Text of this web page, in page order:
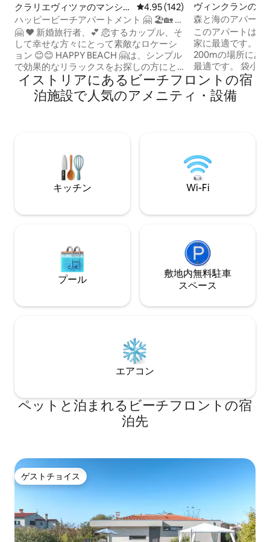
クラリエヴィツァのマンショ
ン・アパート
レビュー142件、5つ星中4.95つ
4.95 (142)
ハッピービーチアパートメント 🤗 🏖🏡 -
ビーチで夢を見よう 💝
🤗 ♥️ 新婚旅行者、💕 恋するカップル、そ
して幸せな方々にとって素敵なロケーシ
ョン 😊😊 HAPPY BEACH 🤗は、シンプル
で効果的なリラックスをお探しの方にと
って「理想的な場所」かもしれません。
海がすぐ目の前に見える景色で目覚め、
運がよければイルカやマグロが泳いでい
行や自然探索に出かけたり、さまざまな
レストランで美味しい料理を堪能したり
できます…
ヴィンクランのゲ
ト
森と海のアパート
ックを楽しもう
このアパートは家
家に最適です。森
200mの場所にあ
最適です。 袋小
です。 テラスで
をしたり、4台の
族でサイクリン
からわかるように
ています
イストリアにあるビーチフロントの宿
泊施設で人気のアメニティ・設備
キッチン Wi-Fi
プール
敷地内無料駐⁠車
ス⁠ペ⁠ー⁠ス
エアコン
ペットと泊まれるビーチフロントの宿
泊先
ゲストチョイス
ゲストチョイス